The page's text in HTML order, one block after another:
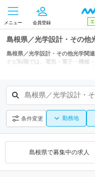
メニュー 会員登録
島根県／光学設計・その他
島根県／光学設計・その他光学関
ナビ転職では、電気・電子・機械
島根県／光学設計・
条件変更 勤務地
島根県で募集中の求人